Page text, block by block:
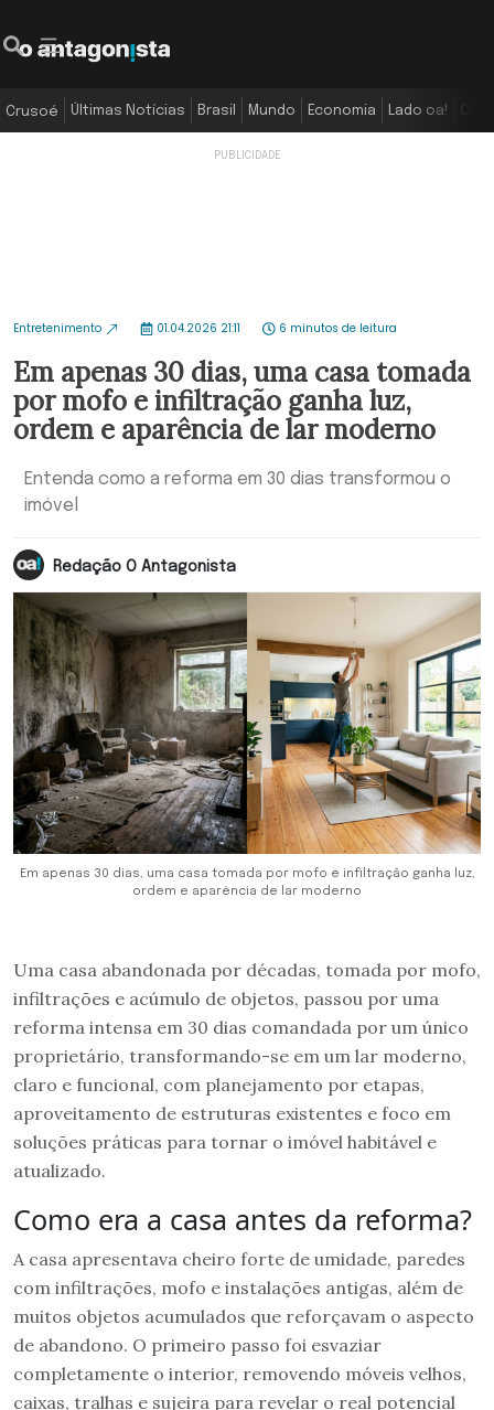
Crusoé Últimas Notícias Brasil Mundo Economia Lado oa!
Entretenimento 01.04.2026 21:11 6 minutos de leitura
Em apenas 30 dias, uma casa tomada
por mofo e infiltração ganha luz,
ordem e aparência de lar moderno
Entenda como a reforma em 30 dias transformou o
imóvel
Redação O Antagonista
Em apenas 30 dias, uma casa tomada por mofo e infiltração ganha luz,
ordem e aparência de lar moderno
Uma casa abandonada por décadas, tomada por mofo,
infiltrações e acúmulo de objetos, passou por uma
reforma intensa em 30 dias comandada por um único
proprietário, transformando-se em um lar moderno,
claro e funcional, com planejamento por etapas,
aproveitamento de estruturas existentes e foco em
soluções práticas para tornar o imóvel habitável e
atualizado.
Como era a casa antes da reforma?
A casa apresentava cheiro forte de umidade, paredes
com infiltrações, mofo e instalações antigas, além de
muitos objetos acumulados que reforçavam o aspecto
de abandono. O primeiro passo foi esvaziar
completamente o interior, removendo móveis velhos,
caixas, tralhas e sujeira para revelar o real potencial